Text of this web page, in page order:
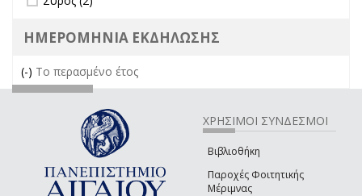
ΗΜΕΡΟΜΗΝΙΑ ΕΚΔΗΛΩΣΗΣ
(-) Remove Το περασμένο έτος filter
Το περασμένο έτος
ΧΡΗΣΙΜΟΙ ΣΥΝΔΕΣΜΟΙ
Βιβλιοθήκη
Παροχές Φοιτητικής
Μέριμνας